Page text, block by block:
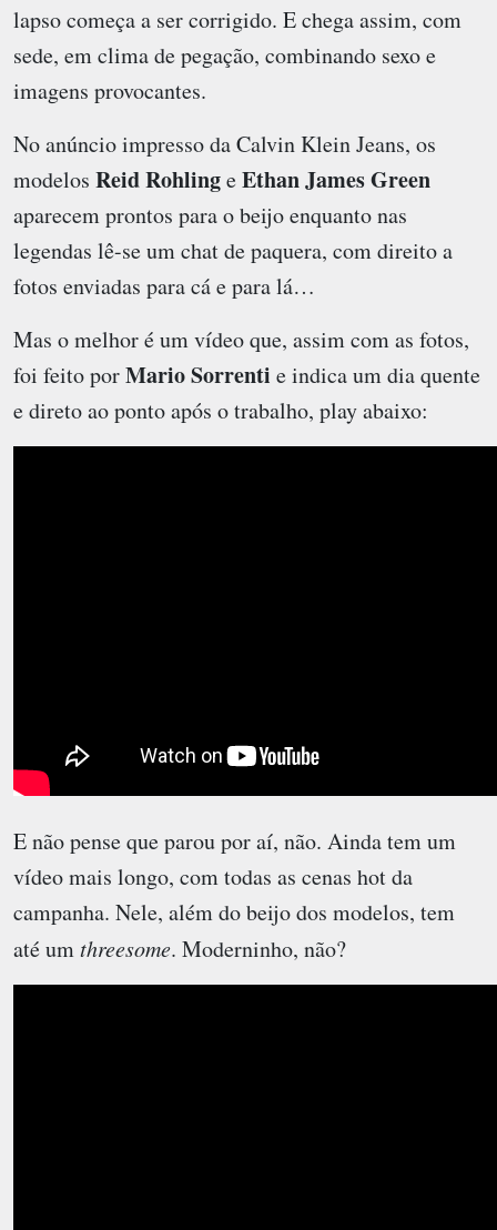
lapso começa a ser corrigido. E chega assim, com
sede, em clima de pegação, combinando sexo e
imagens provocantes.
No anúncio impresso da Calvin Klein Jeans, os
modelos Reid RohlingeEthan James Green
aparecem prontos para o beijo enquanto nas
legendas lê-se um chat de paquera, com direito a
fotos enviadas para cá e para lá…
Mas o melhor é um vídeo que, assim com as fotos,
foi feito porMario Sorrenti e indica um dia quente
e direto ao ponto após o trabalho, play abaixo:
E não pense que parou por aí, não. Ainda tem um
vídeo mais longo, com todas as cenas hot da
campanha. Nele, além do beijo dos modelos, tem
até umthreesome. Moderninho, não?